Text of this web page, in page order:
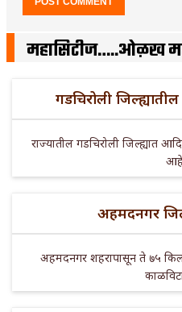
महासिटीज…..ओळख
गडचिरोली
राज्यातील गडचिरोली जिल्ह्यात
अहमदनगर
अहमदनगर शहरापासून ते ७५